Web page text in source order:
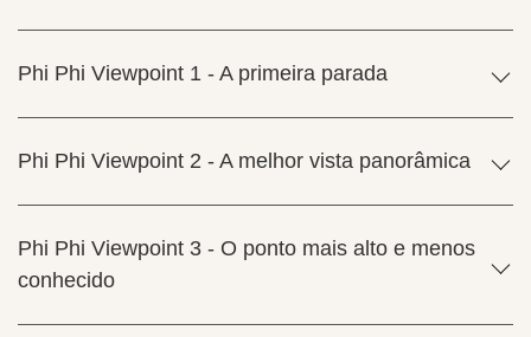
Phi Phi Viewpoint 1 - A primeira parada
Phi Phi Viewpoint 2 - A melhor vista panorâmica
Phi Phi Viewpoint 3 - O ponto mais alto e menos
conhecido